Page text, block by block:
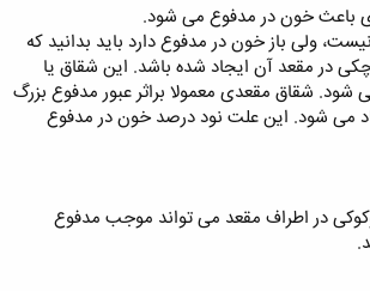
باعث خون در مدفوع می‌ شود.
ولی باز خون در مدفوع دارد باید بدانید که
در مقعد آن ایجاد شده باشد. این شقاق یا
شود. شقاق مقعدی معمولا براثر عبور مدفوع بزرگ
می شود. این علت نود درصد خون در مدفوع
در اطراف مقعد می‌ تواند موجب مدفوع